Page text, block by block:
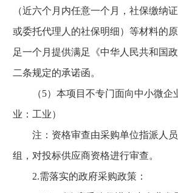
（近六个月内任意一个月，社保缴纳
或委托代理人的社保明细）等材料的
足一个月提供满足《中华人民共和国
二条规定的承诺函。
（5）本项目不专门面向中小微企
业：工业）
注：资格审查由采购单位指派人员
组，对投标供应商资格进行审查。
2.需落实的政府采购政策：